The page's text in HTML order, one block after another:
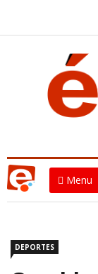
Menu
DEPORTES